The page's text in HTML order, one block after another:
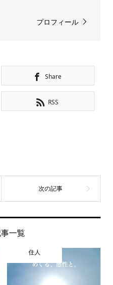
プロフィール
Share
RSS
一覧
住人